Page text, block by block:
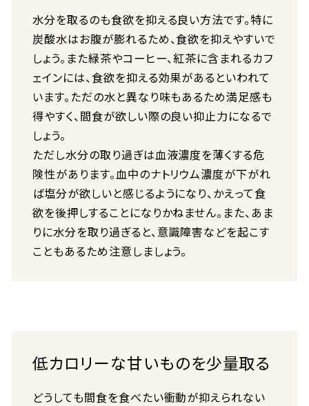
水分を取るのも食欲を抑える良い方法です。特に
炭酸水はお腹が膨れるため、食欲を抑えやすいで
しょう。また緑茶やコーヒー、紅茶に含まれるカフ
ェインには、食欲を抑える効果があるといわれて
います。ただの水と異なり味もあるため満足感も
得やすく、間食が欲しい際の良い抑止力になるで
しょう。
ただし水分の取り過ぎは血液濃度を薄くする危
険性があります。血中のナトリウム濃度が下がれ
ば塩分が欲しいと感じるようになり、かえって食
欲を後押しすることになりかねません。また、あま
りに水分を取り過ぎると、意識障害などを起こす
こともあるため注意しましょう。
低カロリーな甘いものを少量取る
どうしても間食を食べたい衝動が抑えられない